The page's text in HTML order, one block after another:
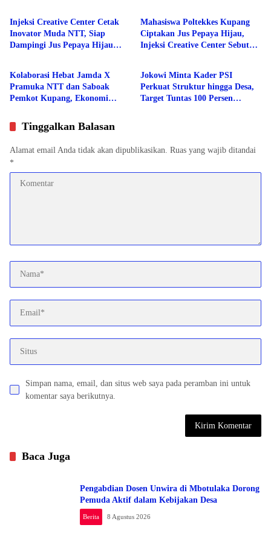
Injeksi Creative Center Cetak
Inovator Muda NTT, Siap
Dampingi Jus Pepaya Hijau
Mahasiswa Poltekkes Kupang
Ciptakan Jus Pepaya Hijau,
Injeksi Creative Center Sebut
Berita
Kolaborasi Hebat Jamda X
Pramuka NTT dan Saboak
Pemkot Kupang, Ekonomi
Kampanyekan
Berita
Jokowi Minta Kader PSI
Perkuat Struktur hingga Desa,
Target Tuntas 100 Persen
Tinggalkan Balasan
Alamat email Anda tidak akan dipublikasikan. Ruas yang wajib ditandai
*
Simpan nama, email, dan situs web saya pada peramban ini untuk
komentar saya berikutnya.
Baca Juga
Pengabdian Dosen Unwira di Mbotulaka Dorong
Pemuda Aktif dalam Kebijakan Desa
Berita 8 Agustus 2026